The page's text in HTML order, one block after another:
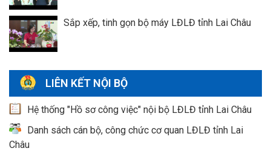
Sắp xếp, tinh gọn bộ máy LĐLĐ tỉnh Lai Châu
LIÊN KẾT NỘI BỘ
Hệ thống "Hồ sơ công việc" nội bộ LĐLĐ tỉnh Lai Châu
Danh sách cán bộ, công chức cơ quan LĐLĐ tỉnh Lai
Châu